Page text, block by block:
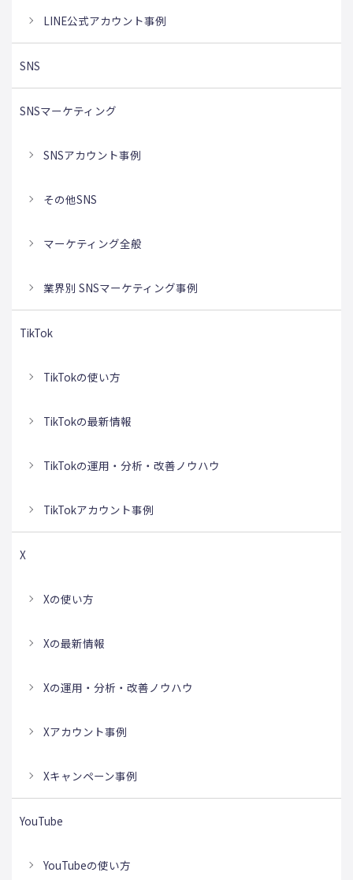
LINE公式アカウント事例
SNS
SNSマーケティング
SNSアカウント事例
その他SNS
マーケティング全般
業界別 SNSマーケティング事例
TikTok
TikTokの使い方
TikTokの最新情報
TikTokの運用・分析・改善ノウハウ
TikTokアカウント事例
X
Xの使い方
Xの最新情報
Xの運用・分析・改善ノウハウ
Xアカウント事例
Xキャンペーン事例
YouTube
YouTubeの使い方